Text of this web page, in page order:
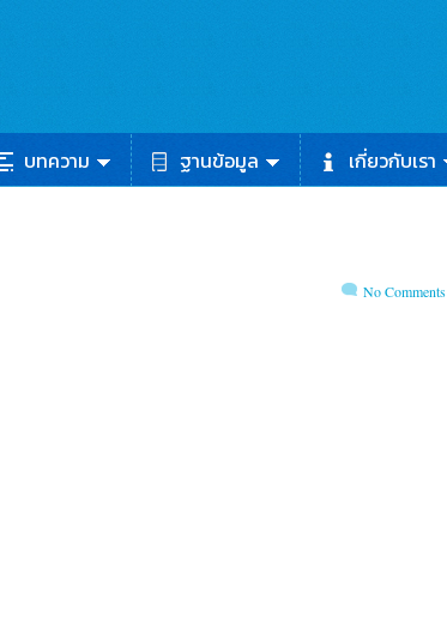
บทความ ฐานข้อมูล เกี่ยวกับเรา
No Comments